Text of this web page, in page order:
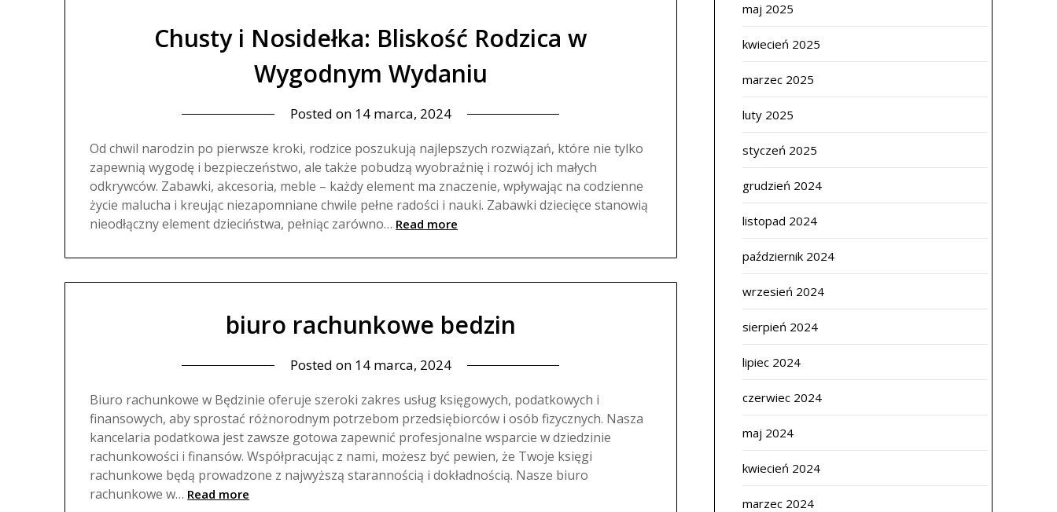
Chusty i Nosidełka: Bliskość Rodzica w
Wygodnym Wydaniu
Posted on 14 marca, 2024
Od chwil narodzin po pierwsze kroki, rodzice poszukują najlepszych rozwiązań, które nie tylko
zapewnią wygodę i bezpieczeństwo, ale także pobudzą wyobraźnię i rozwój ich małych
odkrywców. Zabawki, akcesoria, meble – każdy element ma znaczenie, wpływając na codzienne
życie malucha i kreując niezapomniane chwile pełne radości i nauki. Zabawki dziecięce stanowią
nieodłączny element dzieciństwa, pełniąc zarówno… Read more
biuro rachunkowe bedzin
Posted on 14 marca, 2024
Biuro rachunkowe w Będzinie oferuje szeroki zakres usług księgowych, podatkowych i
finansowych, aby sprostać różnorodnym potrzebom przedsiębiorców i osób fizycznych. Nasza
kancelaria podatkowa jest zawsze gotowa zapewnić profesjonalne wsparcie w dziedzinie
rachunkowości i finansów. Współpracując z nami, możesz być pewien, że Twoje księgi
rachunkowe będą prowadzone z najwyższą starannością i dokładnością. Nasze biuro
rachunkowe w… Read more
maj 2025
kwiecień 2025
marzec 2025
luty 2025
styczeń 2025
grudzień 2024
listopad 2024
październik 2024
wrzesień 2024
sierpień 2024
lipiec 2024
czerwiec 2024
maj 2024
kwiecień 2024
marzec 2024